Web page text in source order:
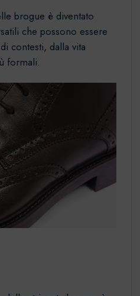
brogue è diventato
che possono essere
contesti, dalla vita
formali.